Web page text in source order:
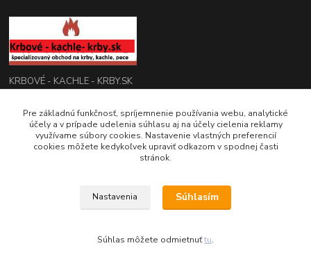
KRBOVÉ - KACHLE - KRBY.SK
0949 476 255
08:00 - 17.00
2022 RB Business Slovakia, s. r. o.
Pre základnú funkčnosť, spríjemnenie používania webu, analytické
účely a v prípade udelenia súhlasu aj na účely cielenia reklamy
využívame súbory cookies. Nastavenie vlastných preferencií
cookies môžete kedykoľvek upraviť odkazom v spodnej časti
stránok.
Nastavenia Súhlasím
Súhlas môžete odmietnuťtu.